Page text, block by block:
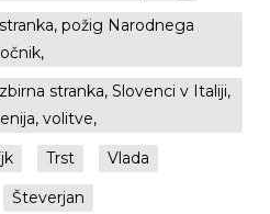
požig Narodnega
stranka, Slovenci v Italiji,
volitve,
Trst
Vlada
Števerjan